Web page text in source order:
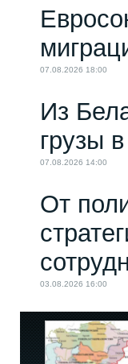
07.08.2026 18:00
Из
грузы
07.08.2026 14:00
От
03.08.2026 16:00